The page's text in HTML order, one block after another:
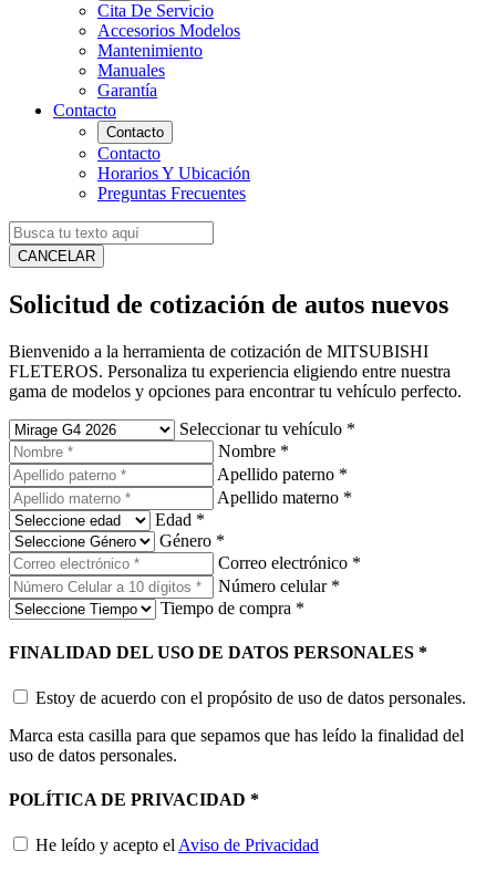
Cita De Servicio
Accesorios Modelos
Mantenimiento
Manuales
Garantía
Contacto
Contacto
Contacto
Horarios Y Ubicación
Preguntas Frecuentes
CANCELAR
Solicitud de cotización de autos nuevos
Bienvenido a la herramienta de cotización de MITSUBISHI
FLETEROS. Personaliza tu experiencia eligiendo entre nuestra
gama de modelos y opciones para encontrar tu vehículo perfecto.
Seleccionar tu vehículo *
Nombre *
Apellido paterno *
Apellido materno *
Edad *
Género *
Correo electrónico *
Número celular *
Tiempo de compra *
FINALIDAD DEL USO DE DATOS PERSONALES *
Estoy de acuerdo con el propósito de uso de datos personales.
Marca esta casilla para que sepamos que has leído la finalidad del
uso de datos personales.
POLÍTICA DE PRIVACIDAD *
He leído y acepto el Aviso de Privacidad